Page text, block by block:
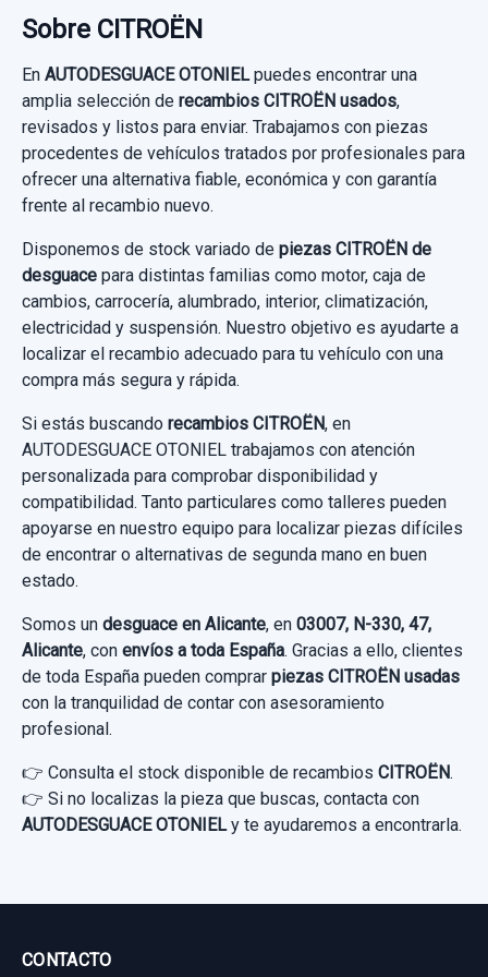
LLANTA 9832063280 X1 18 PULGADAS
LLANTA 9832063280 X1 18 PULGADAS
usado.
CITROËN C4 III (BA_, BB_, BC_) 1.2
PURETECH 130...
Garantía 1 año
Ref:1183632 OEM:9832063280
145,00 €
Sin IVA, gastos de envío no incluidos.
Consultar por whatsapp
PILOTO TRASERO IZQUIERDO 9831120680
PILOTO TRASERO IZQUIERDO 9831120680
CITROËN C4 III (BA_, BB_, BC_) 1.2
PURETECH 130...
Garantía 1 año
34,70 €
Sin IVA, gastos de envío no incluidos.
Consultar por whatsapp
9832713980
ELEVALUNAS TRASERO IZQUIERDO...
usado.
CITROËN C4 III (BA_, BB_, BC_) 1.2
PURETECH 130...
Garantía 1 año
Ref:1034611 OEM:9832713980
46,27 €
Sin IVA, gastos de envío no incluidos.
Consultar por whatsapp
87,60 €
Sin IVA, gastos de envío no incluidos.
Consultar por whatsapp
MANDO MULTIFUNCION 98519828ZD00
MANDO MULTIFUNCION 98519828ZD00
usado.
CITROËN C4 III (BA_, BB_, BC_) 1.2
PURETECH 130...
149,58 €
CITROËN C4 III (BA_, BB_, BC_) 1.2
PURETECH 130...
300,00 €
Sin IVA, gastos de envío no incluidos.
Consultar por whatsapp
VOLANTE 98406912ZD
VOLANTE 98406912ZD usado.
AMORTIGUADOR DELANTERO DERECHO
9842991880
AMORTIGUADOR DELANTERO DERECHO...
usado.
CITROËN C4 III (BA_, BB_, BC_) 1.2
Garantía 1 año
Ref:1049847 OEM:9842991880
56,19 €
Sin IVA, gastos de envío no incluidos.
Consultar por whatsapp
Sobre CITROËN
En AUTODESGUACE OTONIELpuedes encontrar una
amplia selección de recambios CITROËN usados,
revisados y listos para enviar. Trabajamos con piezas
procedentes de vehículos tratados por profesionales para
ofrecer una alternativa fiable, económica y con garantía
frente al recambio nuevo.
Disponemos de stock variado de piezas CITROËN de
desguace para distintas familias como motor, caja de
cambios, carrocería, alumbrado, interior, climatización,
electricidad y suspensión. Nuestro objetivo es ayudarte a
localizar el recambio adecuado para tu vehículo con una
compra más segura y rápida.
Si estás buscando recambios CITROËN, en
AUTODESGUACE OTONIEL trabajamos con atención
personalizada para comprobar disponibilidad y
compatibilidad. Tanto particulares como talleres pueden
apoyarse en nuestro equipo para localizar piezas difíciles
de encontrar o alternativas de segunda mano en buen
estado.
Somos un desguace en Alicante, en 03007, N-330, 47,
Alicante, con envíos a toda España. Gracias a ello, clientes
de toda España pueden comprar piezas CITROËN usadas
con la tranquilidad de contar con asesoramiento
profesional.
👉 Consulta el stock disponible de recambios CITROËN.
👉 Si no localizas la pieza que buscas, contacta con
AUTODESGUACE OTONIELy te ayudaremos a encontrarla.
CONTACTO